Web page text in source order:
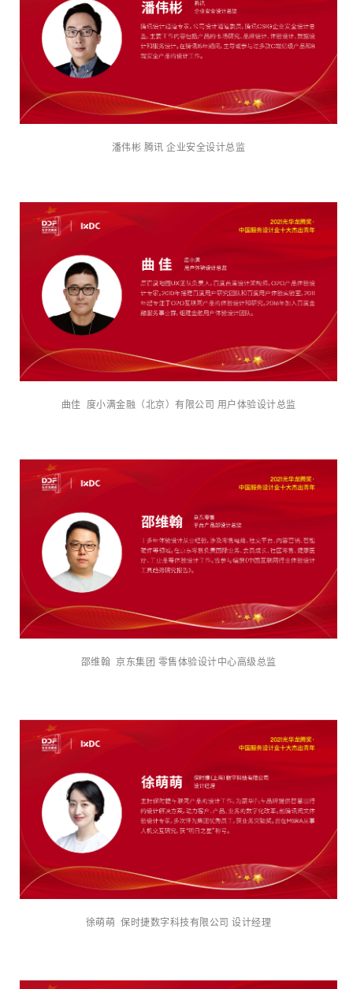
潘伟彬 腾讯 企业安全设计总监
曲佳 度小满金融（北京）有限公司 用户体验设计总监
邵维翰 京东集团 零售体验设计中心高级总监
徐萌萌 保时捷数字科技有限公司 设计经理